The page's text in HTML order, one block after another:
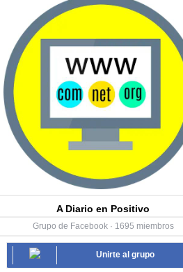
A Diario en Positivo
Grupo de Facebook · 1695 miembros
Unirte al grupo